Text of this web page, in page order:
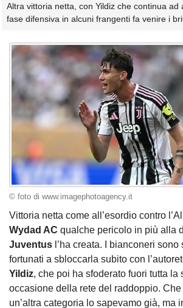
Altra vittoria netta, con Yildiz che continua ad
fase difensiva in alcuni frangenti fa venire i
© foto di www.imagephotoagency.it
Vittoria netta come all’esordio contro
Wydad AC qualche pericolo in più alla
Juventus l’ha creata. I bianconeri sono
fortunati a sbloccarla subito con
Yildiz, che poi ha sfoderato fuori tutta la
occasione della rete del raddoppio.
un’altra categoria lo sapevamo già, ma